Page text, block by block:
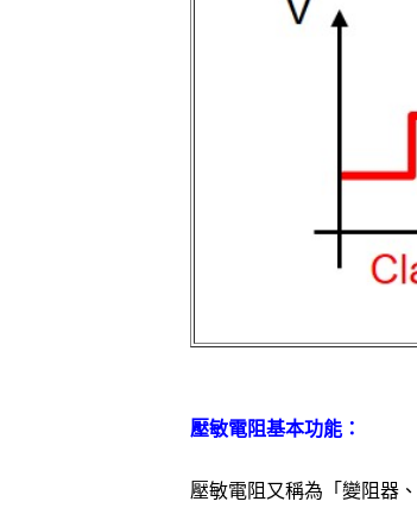
壓敏電阻基本功能：
壓敏電阻又稱為「變阻器